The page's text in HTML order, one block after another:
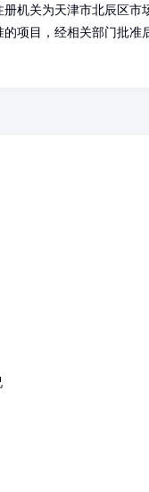
机关为天津市北辰区市
项目，经相关部门批准